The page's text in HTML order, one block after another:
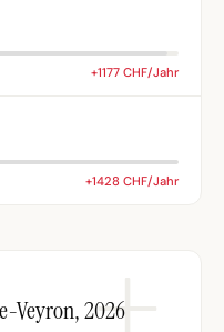
+1177 CHF/Jahr
+1428 CHF/Jahr
Veyron, 2026